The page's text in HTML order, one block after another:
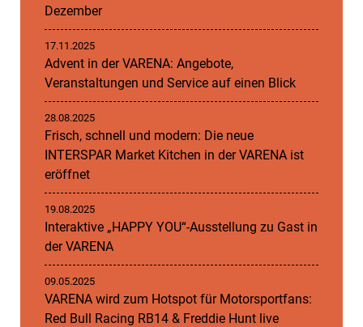
Dezember
17.11.2025
Advent in der VARENA: Angebote,
Veranstaltungen und Service auf einen Blick
28.08.2025
Frisch, schnell und modern: Die neue
INTERSPAR Market Kitchen in der VARENA ist
eröffnet
19.08.2025
Interaktive „HAPPY YOU“-Ausstellung zu Gast in
der VARENA
09.05.2025
VARENA wird zum Hotspot für Motorsportfans:
Red Bull Racing RB14 & Freddie Hunt live